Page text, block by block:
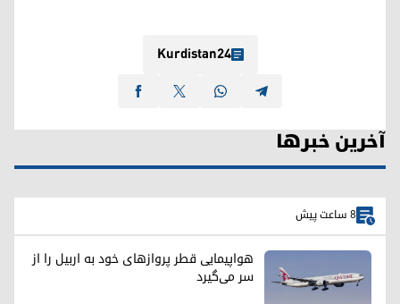
Kurdistan24
آخرین خبرها
8 ساعت پیش
هواپیمایی قطر پروازهای خود به اربیل را از
سر می‌گیرد